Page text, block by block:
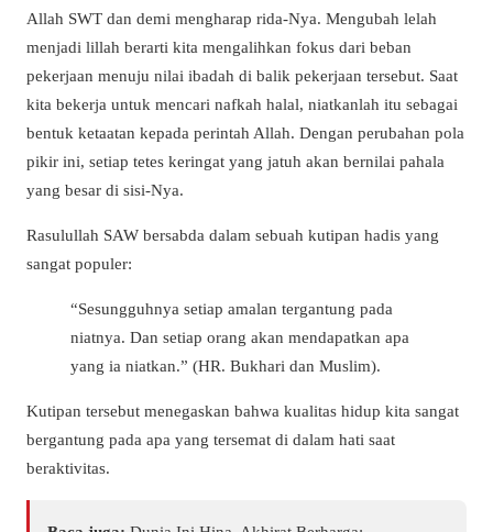
Allah SWT dan demi mengharap rida-Nya. Mengubah lelah
menjadi lillah berarti kita mengalihkan fokus dari beban
pekerjaan menuju nilai ibadah di balik pekerjaan tersebut. Saat
kita bekerja untuk mencari nafkah halal, niatkanlah itu sebagai
bentuk ketaatan kepada perintah Allah. Dengan perubahan pola
pikir ini, setiap tetes keringat yang jatuh akan bernilai pahala
yang besar di sisi-Nya.
Rasulullah SAW bersabda dalam sebuah kutipan hadis yang
sangat populer:
“Sesungguhnya setiap amalan tergantung pada
niatnya. Dan setiap orang akan mendapatkan apa
yang ia niatkan.” (HR. Bukhari dan Muslim).
Kutipan tersebut menegaskan bahwa kualitas hidup kita sangat
bergantung pada apa yang tersemat di dalam hati saat
beraktivitas.